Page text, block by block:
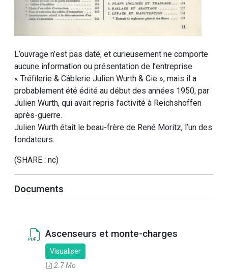
L’ouvrage n’est pas daté, et curieusement ne comporte
aucune information ou présentation de l’entreprise
« Tréfilerie & Câblerie Julien Wurth & Cie », mais il a
probablement été édité au début des années 1950, par
Julien Wurth, qui avait repris l’activité à Reichshoffen
après-guerre.
Julien Wurth était le beau-frère de René Moritz, l’un des
fondateurs.
(SHARE : nc)
Documents
Ascenseurs et monte-charges
Visualiser
2.7 Mo